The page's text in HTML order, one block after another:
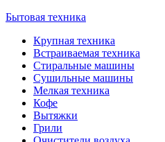
Бытовая техника
Крупная техника
Встраиваемая техника
Стиральные машины
Сушильные машины
Мелкая техника
Кофе
Вытяжки
Грили